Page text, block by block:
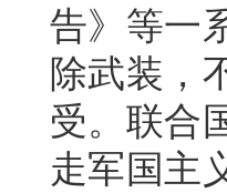
告》等一
除武装，
受。联合
走军国主